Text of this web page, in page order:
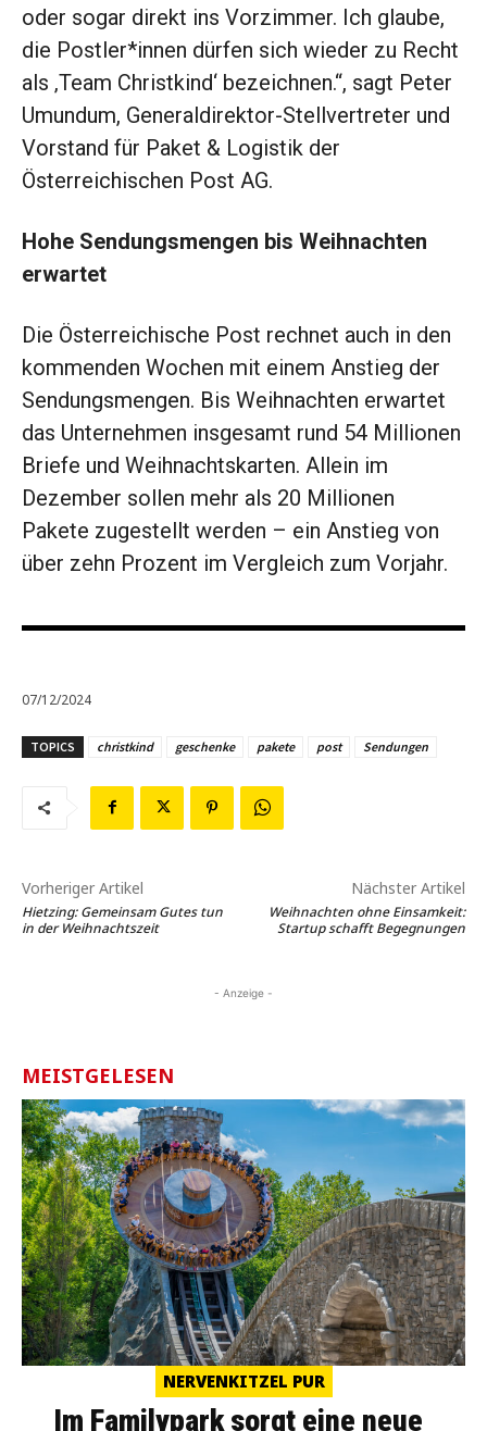
oder sogar direkt ins Vorzimmer. Ich glaube,
die Postler*innen dürfen sich wieder zu Recht
als ‚Team Christkind‘ bezeichnen.“, sagt Peter
Umundum, Generaldirektor-Stellvertreter und
Vorstand für Paket & Logistik der
Österreichischen Post AG.
Hohe Sendungsmengen bis Weihnachten
erwartet
Die Österreichische Post rechnet auch in den
kommenden Wochen mit einem Anstieg der
Sendungsmengen. Bis Weihnachten erwartet
das Unternehmen insgesamt rund 54 Millionen
Briefe und Weihnachtskarten. Allein im
Dezember sollen mehr als 20 Millionen
Pakete zugestellt werden – ein Anstieg von
über zehn Prozent im Vergleich zum Vorjahr.
07/12/2024
TOPICS christkind geschenke pakete post Sendungen
Vorheriger Artikel
Hietzing: Gemeinsam Gutes tun
in der Weihnachtszeit
Nächster Artikel
Weihnachten ohne Einsamkeit:
Startup schafft Begegnungen
- Anzeige -
MEISTGELESEN
NERVENKITZEL PUR
Im Familypark sorgt eine neue